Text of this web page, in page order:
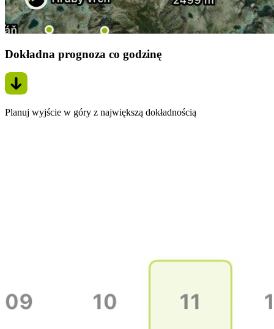
Dokładna prognoza co godzinę
Planuj wyjście w góry z największą dokładnością